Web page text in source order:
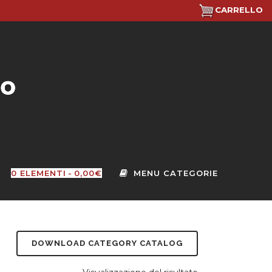
CARRELLO
0 ELEMENTI 0,00€
DOWNLOAD CATEGORY CATALOG